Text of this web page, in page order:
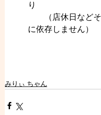
り
（店休日などそ
に依存しません）
みりぃ ちゃん